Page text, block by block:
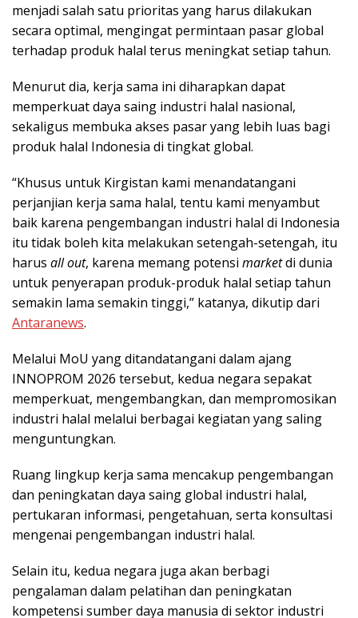
menjadi salah satu prioritas yang harus dilakukan
secara optimal, mengingat permintaan pasar global
terhadap produk halal terus meningkat setiap tahun.
Menurut dia, kerja sama ini diharapkan dapat
memperkuat daya saing industri halal nasional,
sekaligus membuka akses pasar yang lebih luas bagi
produk halal Indonesia di tingkat global.
“Khusus untuk Kirgistan kami menandatangani
perjanjian kerja sama halal, tentu kami menyambut
baik karena pengembangan industri halal di Indonesia
itu tidak boleh kita melakukan setengah-setengah, itu
harus all out, karena memang potensi marketdi dunia
untuk penyerapan produk-produk halal setiap tahun
semakin lama semakin tinggi,” katanya, dikutip dari
Antaranews.
Melalui MoU yang ditandatangani dalam ajang
INNOPROM 2026 tersebut, kedua negara sepakat
memperkuat, mengembangkan, dan mempromosikan
industri halal melalui berbagai kegiatan yang saling
menguntungkan.
Ruang lingkup kerja sama mencakup pengembangan
dan peningkatan daya saing global industri halal,
pertukaran informasi, pengetahuan, serta konsultasi
mengenai pengembangan industri halal.
Selain itu, kedua negara juga akan berbagi
pengalaman dalam pelatihan dan peningkatan
kompetensi sumber daya manusia di sektor industri